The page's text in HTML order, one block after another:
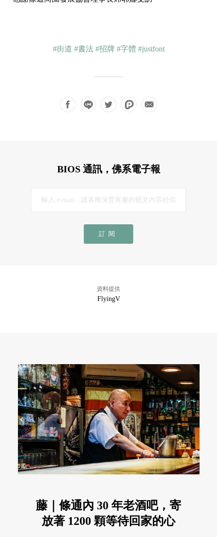
#街道 #書法 #招牌 #字體 #justfont
BIOS 通訊，佛系電子報
訂閱
資料提供
FlyingV
藤｜條通內 30 年老酒吧，寄
放著 1200 顆等待回家的心